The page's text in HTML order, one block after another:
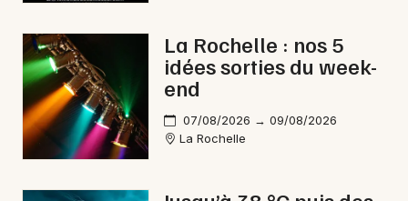
Sorties & loisirs
Dîner spectacle en Charente-Maritime
Dîner spectacle en Poitou-Charente
Dîner spectacle en Nouvelle-Aquitaine
La Rochelle : nos 5
idées sorties du week-
end
07/08/2026 → 09/08/2026
La Rochelle